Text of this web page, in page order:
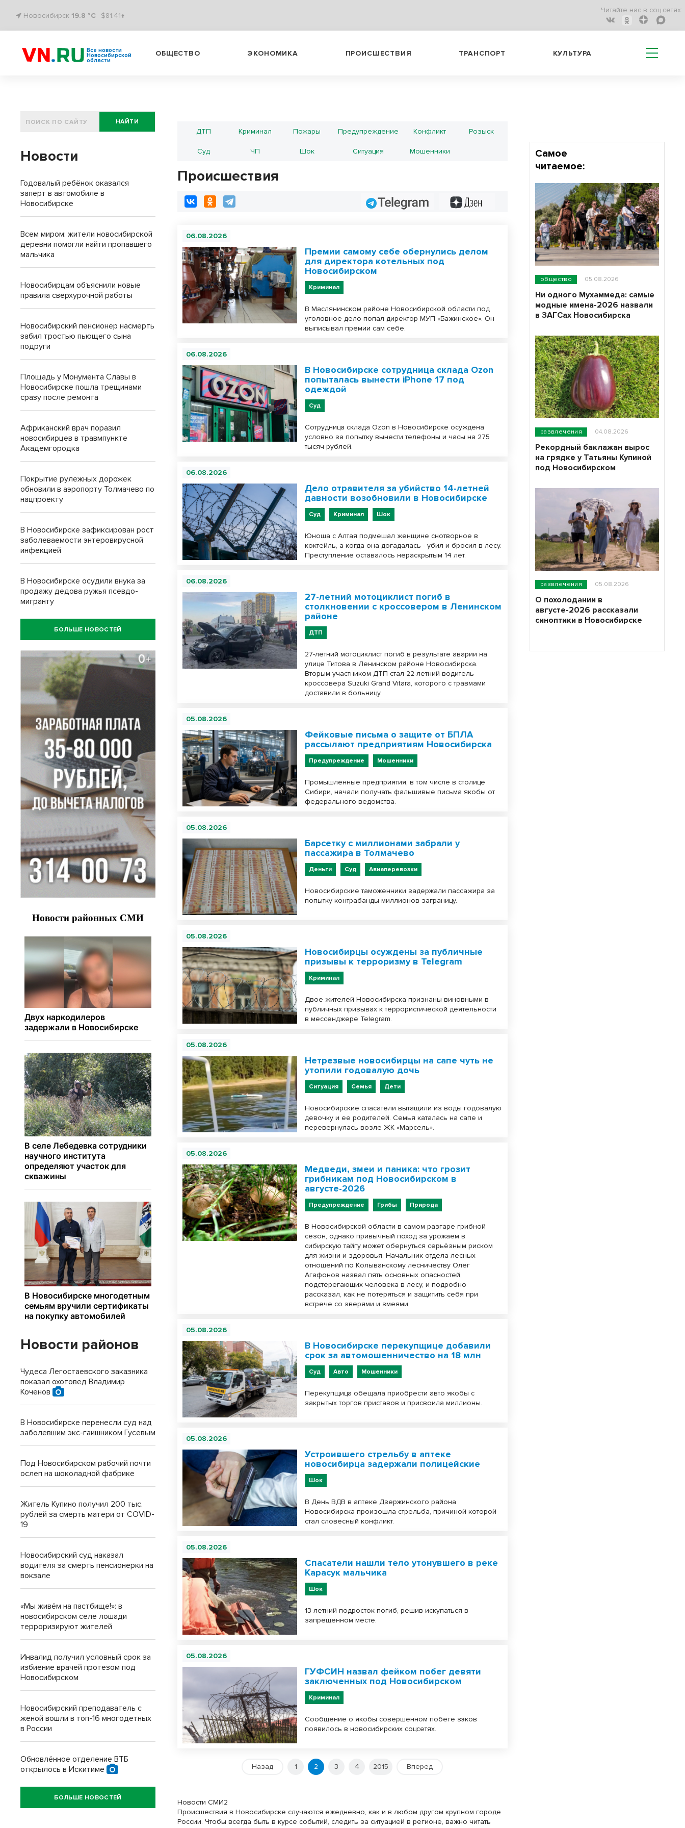
Новосибирск 19.8 °C $81.41↑
Читайте нас в соц.сетях:
Все новости
Новосибирской
области
ОБЩЕСТВО ЭКОНОМИКА ПРОИСШЕСТВИЯ ТРАНСПОРТ КУЛЬТУРА
ДТП Криминал Пожары Предупреждение Конфликт Розыск
Суд ЧП Шок Ситуация Мошенники
Происшествия
Telegram
06.08.2026
Премии самому себе обернулись делом
для директора котельных под
Новосибирском
Криминал
В Маслянинском районе Новосибирской области под
уголовное дело попал директор МУП «Бажинское». Он
выписывал премии сам себе.
06.08.2026
В Новосибирске сотрудница склада Ozon
попыталась вынести iPhone 17 под
одеждой
Суд
Сотрудница склада Ozon в Новосибирске осуждена
условно за попытку вынести телефоны и часы на 275
тысяч рублей.
06.08.2026
Дело отравителя за убийство 14-летней
давности возобновили в Новосибирске
Суд Криминал Шок
Юноша с Алтая подмешал женщине снотворное в
коктейль, а когда она догадалась - убил и бросил в лесу.
Преступление оставалось нераскрытым 14 лет.
06.08.2026
27-летний мотоциклист погиб в
столкновении с кроссовером в Ленинском
районе
ДТП
27-летний мотоциклист погиб в результате аварии на
улице Титова в Ленинском районе Новосибирска.
Вторым участником ДТП стал 22-летний водитель
кроссовера Suzuki Grand Vitara, которого с травмами
доставили в больницу.
05.08.2026
Фейковые письма о защите от БПЛА
рассылают предприятиям Новосибирска
Предупреждение Мошенники
Промышленные предприятия, в том числе в столице
Сибири, начали получать фальшивые письма якобы от
федерального ведомства.
05.08.2026
Барсетку с миллионами забрали у
пассажира в Толмачево
Деньги Суд Авиаперевозки
Новосибирские таможенники задержали пассажира за
попытку контрабанды миллионов заграницу.
05.08.2026
Новосибирцы осуждены за публичные
призывы к терроризму в Telegram
Криминал
Двое жителей Новосибирска признаны виновными в
публичных призывах к террористической деятельности
в мессенджере Telegram.
05.08.2026
Нетрезвые новосибирцы на сапе чуть не
утопили годовалую дочь
Ситуация Семья Дети
Новосибирские спасатели вытащили из воды годовалую
девочку и ее родителей. Семья каталась на сапе и
перевернулась возле ЖК «Марсель».
05.08.2026
Медведи, змеи и паника: что грозит
грибникам под Новосибирском в
августе-2026
Предупреждение Грибы Природа
В Новосибирской области в самом разгаре грибной
сезон, однако привычный поход за урожаем в
сибирскую тайгу может обернуться серьёзным риском
для жизни и здоровья. Начальник отдела лесных
отношений по Колыванскому лесничеству Олег
Агафонов назвал пять основных опасностей,
подстерегающих человека в лесу, и подробно
рассказал, как не потеряться и защитить себя при
встрече со зверями и змеями.
05.08.2026
В Новосибирске перекупщице добавили
срок за автомошенничество на 18 млн
Суд Авто Мошенники
Перекупщица обещала приобрести авто якобы с
закрытых торгов приставов и присвоила миллионы.
05.08.2026
Устроившего стрельбу в аптеке
новосибирца задержали полицейские
Шок
В День ВДВ в аптеке Дзержинского района
Новосибирска произошла стрельба, причиной которой
стал словесный конфликт.
05.08.2026
Спасатели нашли тело утонувшего в реке
Карасук мальчика
Шок
13-летний подросток погиб, решив искупаться в
запрещенном месте.
05.08.2026
ГУФСИН назвал фейком побег девяти
заключенных под Новосибирском
Криминал
Сообщение о якобы совершенном побеге зэков
появилось в новосибирских соцсетях.
Назад 1 2 3 4 2015 Вперед
Новости СМИ2
Происшествия в Новосибирске случаются ежедневно, как и в любом другом крупном городе
России. Чтобы всегда быть в курсе событий, следить за ситуацией в регионе, важно читать
НАЙТИ
Новости
Годовалый ребёнок оказался
заперт в автомобиле в
Новосибирске
Всем миром: жители новосибирской
деревни помогли найти пропавшего
мальчика
Новосибирцам объяснили новые
правила сверхурочной работы
Новосибирский пенсионер насмерть
забил тростью пьющего сына
подруги
Площадь у Монумента Славы в
Новосибирске пошла трещинами
сразу после ремонта
Африканский врач поразил
новосибирцев в травмпункте
Академгородка
Покрытие рулежных дорожек
обновили в аэропорту Толмачево по
нацпроекту
В Новосибирске зафиксирован рост
заболеваемости энтеровирусной
инфекцией
В Новосибирске осудили внука за
продажу дедова ружья псевдо-
мигранту
БОЛЬШЕ НОВОСТЕЙ
Новости районов
Чудеса Легостаевского заказника
показал охотовед Владимир
Коченов
В Новосибирске перенесли суд над
заболевшим экс-гаишником Гусевым
Под Новосибирском рабочий почти
ослеп на шоколадной фабрике
Житель Купино получил 200 тыс.
рублей за смерть матери от COVID-
19
Новосибирский суд наказал
водителя за смерть пенсионерки на
вокзале
«Мы живём на пастбище!»: в
новосибирском селе лошади
терроризируют жителей
Инвалид получил условный срок за
избиение врачей протезом под
Новосибирском
Новосибирский преподаватель с
женой вошли в топ-16 многодетных
в России
Обновлённое отделение ВТБ
открылось в Искитиме
БОЛЬШЕ НОВОСТЕЙ
Самое
читаемое:
общество 05.08.2026
Ни одного Мухаммеда: самые
модные имена-2026 назвали
в ЗАГСах Новосибирска
развлечения 04.08.2026
Рекордный баклажан вырос
на грядке у Татьяны Купиной
под Новосибирском
развлечения 05.08.2026
О похолодании в
августе-2026 рассказали
синоптики в Новосибирске